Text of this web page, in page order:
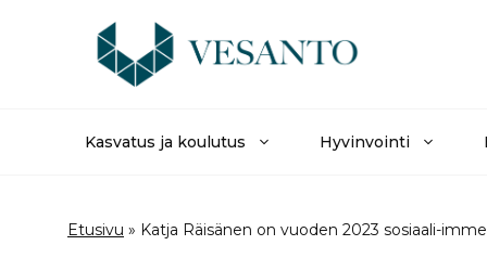
Kasvatus ja koulutus Hyvinvointi
Etusivu » Katja Räisänen on vuoden 2023 sosiaali-